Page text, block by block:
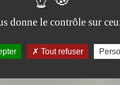
située à proximité d’Aigues
entre oliviers et pins, vous
pour partir à la découverte
donne le contrôle sur
Tout refuser